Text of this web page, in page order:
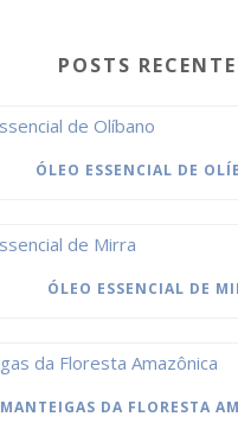
POSTS
ÓLEO ESSENCIAL DE
ÓLEO ESSENCIAL DE
MANTEIGAS DA FLORESTA